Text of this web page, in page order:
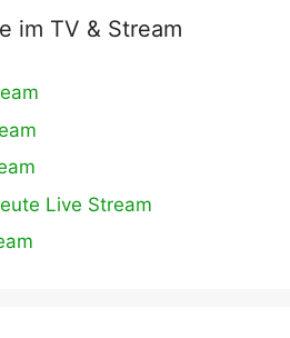
im TV & Stream
Live Stream